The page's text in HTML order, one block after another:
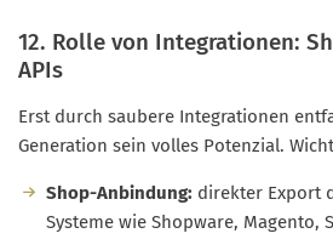
12. Rolle von Integrationen:
APIs
Erst durch saubere Integrationen
Generation sein volles Potenzial.
Shop-Anbindung: direkter Export
Systeme wie Shopware, Magento,